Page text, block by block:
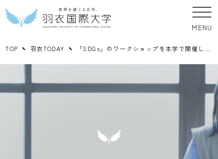
MENU
TOP 羽衣TODAY 「SDGs」のワークショップを本学で開催しました